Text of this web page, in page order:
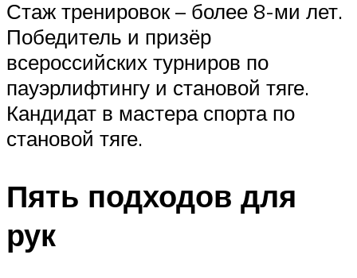
Стаж тренировок – более 8-ми лет.
Победитель и призёр
всероссийских турниров по
пауэрлифтингу и становой тяге.
Кандидат в мастера спорта по
становой тяге.
Пять подходов для
рук